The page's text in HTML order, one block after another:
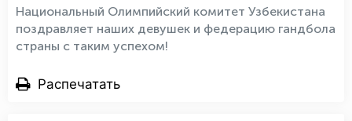
Национальный Олимпийский комитет Узбекистана
поздравляет наших девушек и федерацию гандбола
страны с таким успехом!
Распечатать